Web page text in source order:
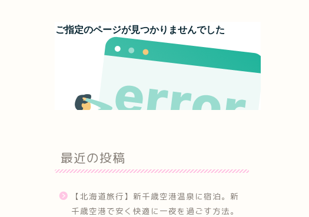
最近の投稿
【北海道旅行】新千歳空港温泉に宿泊。新
千歳空港で安く快適に一夜を過ごす方法。